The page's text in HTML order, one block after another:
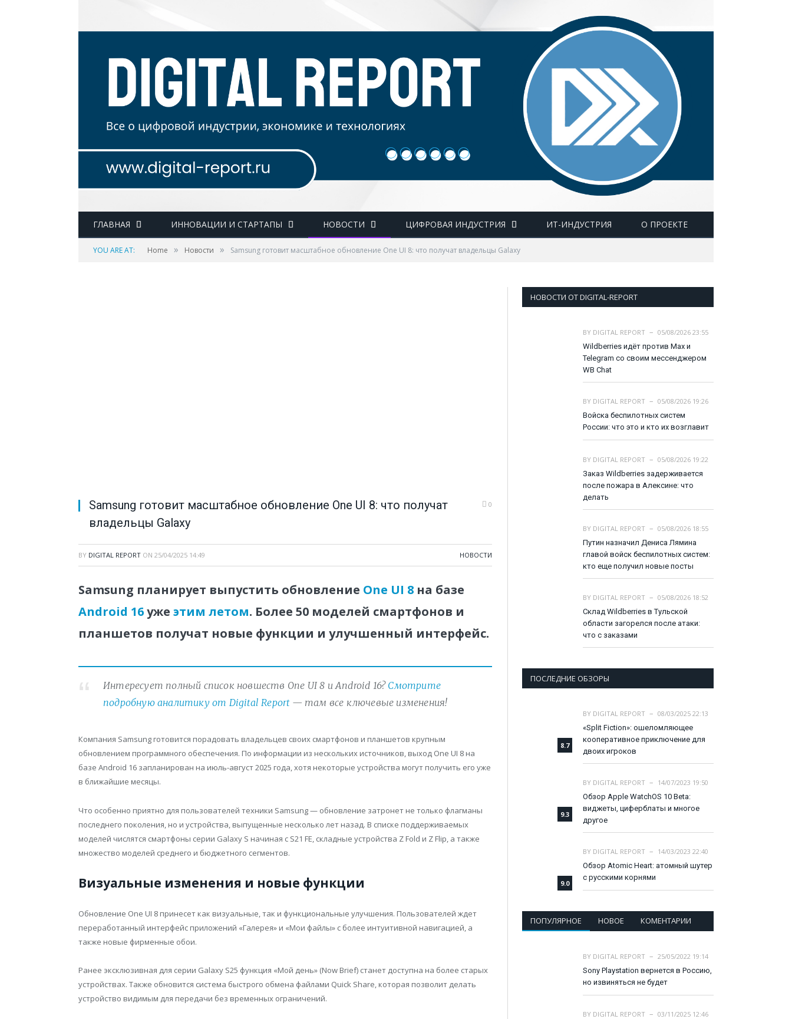
ГЛАВНАЯ ИННОВАЦИИ И СТАРТАПЫ НОВОСТИ ЦИФРОВАЯ ИНДУСТРИЯ ИТ-ИНДУСТРИЯ О ПРОЕКТЕ
YOU ARE AT: Home » Новости » Samsung готовит масштабное обновление One UI 8: что получат владельцы Galaxy
Samsung готовит масштабное обновление One UI 8: что получат
владельцы Galaxy
0
BY DIGITAL REPORT ON 25/04/2025 14:49 НОВОСТИ
Samsung планирует выпустить обновление One UI 8 на базе
Android 16уже этим летом. Более 50 моделей смартфонов и
планшетов получат новые функции и улучшенный интерфейс.
Интересует полный список новшеств One UI 8 и Android 16? Смотрите
подробную аналитику от Digital Report— там все ключевые изменения!
Компания Samsung готовится порадовать владельцев своих смартфонов и планшетов крупным
обновлением программного обеспечения. По информации из нескольких источников, выход One UI 8 на
базе Android 16 запланирован на июль-август 2025 года, хотя некоторые устройства могут получить его уже
в ближайшие месяцы.
Что особенно приятно для пользователей техники Samsung — обновление затронет не только флагманы
последнего поколения, но и устройства, выпущенные несколько лет назад. В списке поддерживаемых
моделей числятся смартфоны серии Galaxy S начиная с S21 FE, складные устройства Z Fold и Z Flip, а также
множество моделей среднего и бюджетного сегментов.
Визуальные изменения и новые функции
Обновление One UI 8 принесет как визуальные, так и функциональные улучшения. Пользователей ждет
переработанный интерфейс приложений «Галерея» и «Мои файлы» с более интуитивной навигацией, а
также новые фирменные обои.
Ранее эксклюзивная для серии Galaxy S25 функция «Мой день» (Now Brief) станет доступна на более старых
устройствах. Также обновится система быстрого обмена файлами Quick Share, которая позволит делать
устройство видимым для передачи без временных ограничений.
НОВОСТИ ОТ DIGITAL-REPORT
BY DIGITAL REPORT
05/08/2026 23:55
Wildberries идёт против Max и
Telegram со своим мессенджером
WB Chat
BY DIGITAL REPORT
05/08/2026 19:26
Войска беспилотных систем
России: что это и кто их возглавит
BY DIGITAL REPORT
05/08/2026 19:22
Заказ Wildberries задерживается
после пожара в Алексине: что
делать
BY DIGITAL REPORT
05/08/2026 18:55
Путин назначил Дениса Лямина
главой войск беспилотных систем:
кто еще получил новые посты
BY DIGITAL REPORT
05/08/2026 18:52
Склад Wildberries в Тульской
области загорелся после атаки:
что с заказами
ПОСЛЕДНИЕ ОБЗОРЫ
8.7
BY DIGITAL REPORT
08/03/2025 22:13
«Split Fiction»: ошеломляющее
кооперативное приключение для
двоих игроков
9.3
BY DIGITAL REPORT
14/07/2023 19:50
Обзор Apple WatchOS 10 Beta:
виджеты, циферблаты и многое
другое
9.0
BY DIGITAL REPORT
14/03/2023 22:40
Обзор Atomic Heart: атомный шутер
с русскими корнями
ПОПУЛЯРНОЕ НОВОЕ КОМЕНТАРИИ
BY DIGITAL REPORT
25/05/2022 19:14
Sony Playstation вернется в Россию,
но извиняться не будет
BY DIGITAL REPORT
03/11/2025 12:46